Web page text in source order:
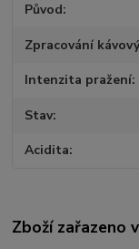
Původ
Zpracování
Intenzita pražení
Stav
Acidita
Zboží zařazeno